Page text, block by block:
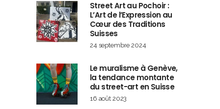
Street Art au Pochoir :
L’Art de l’Expression au
Cœur des Traditions
Suisses
24 septembre 2024
Le muralisme à Genève,
la tendance montante
du street-art en Suisse
16 août 2023